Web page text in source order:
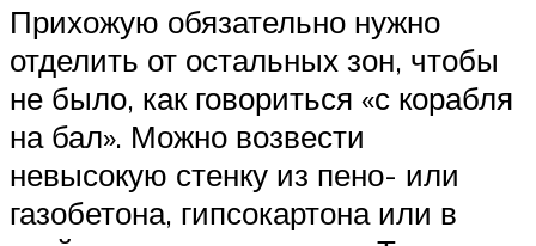
Прихожую обязательно нужно
отделить от остальных зон, чтобы
не было, как говориться «с корабля
на бал». Можно возвести
невысокую стенку из пено- или
газобетона, гипсокартона или в